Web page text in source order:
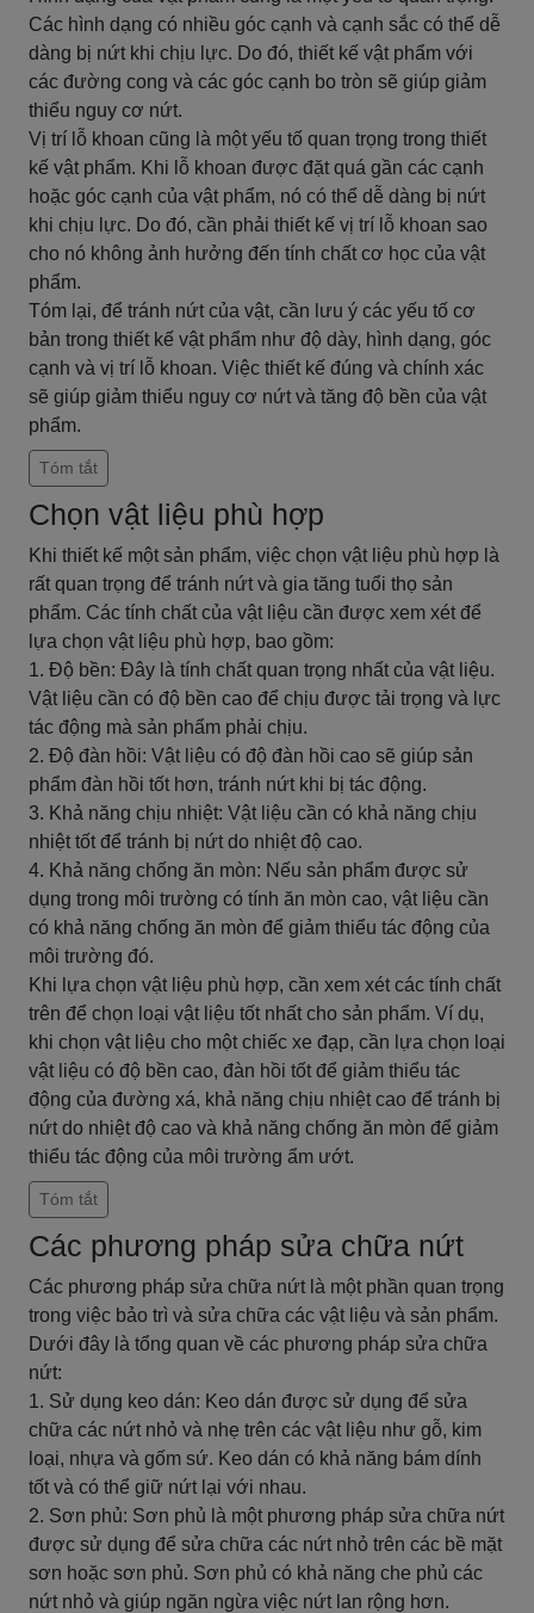
Các hình dạng có nhiều góc cạnh và cạnh sắc có thể dễ
dàng bị nứt khi chịu lực. Do đó, thiết kế vật phẩm với
các đường cong và các góc cạnh bo tròn sẽ giúp giảm
thiểu nguy cơ nứt.
Vị trí lỗ khoan cũng là một yếu tố quan trọng trong thiết
kế vật phẩm. Khi lỗ khoan được đặt quá gần các cạnh
hoặc góc cạnh của vật phẩm, nó có thể dễ dàng bị nứt
khi chịu lực. Do đó, cần phải thiết kế vị trí lỗ khoan sao
cho nó không ảnh hưởng đến tính chất cơ học của vật
phẩm.
Tóm lại, để tránh nứt của vật, cần lưu ý các yếu tố cơ
bản trong thiết kế vật phẩm như độ dày, hình dạng, góc
cạnh và vị trí lỗ khoan. Việc thiết kế đúng và chính xác
sẽ giúp giảm thiểu nguy cơ nứt và tăng độ bền của vật
phẩm.
Tóm tắt
Chọn vật liệu phù hợp
Khi thiết kế một sản phẩm, việc chọn vật liệu phù hợp là
rất quan trọng để tránh nứt và gia tăng tuổi thọ sản
phẩm. Các tính chất của vật liệu cần được xem xét để
lựa chọn vật liệu phù hợp, bao gồm:
1. Độ bền: Đây là tính chất quan trọng nhất của vật liệu.
Vật liệu cần có độ bền cao để chịu được tải trọng và lực
tác động mà sản phẩm phải chịu.
2. Độ đàn hồi: Vật liệu có độ đàn hồi cao sẽ giúp sản
phẩm đàn hồi tốt hơn, tránh nứt khi bị tác động.
3. Khả năng chịu nhiệt: Vật liệu cần có khả năng chịu
nhiệt tốt để tránh bị nứt do nhiệt độ cao.
4. Khả năng chống ăn mòn: Nếu sản phẩm được sử
dụng trong môi trường có tính ăn mòn cao, vật liệu cần
có khả năng chống ăn mòn để giảm thiểu tác động của
môi trường đó.
Khi lựa chọn vật liệu phù hợp, cần xem xét các tính chất
trên để chọn loại vật liệu tốt nhất cho sản phẩm. Ví dụ,
khi chọn vật liệu cho một chiếc xe đạp, cần lựa chọn loại
vật liệu có độ bền cao, đàn hồi tốt để giảm thiểu tác
động của đường xá, khả năng chịu nhiệt cao để tránh bị
nứt do nhiệt độ cao và khả năng chống ăn mòn để giảm
thiểu tác động của môi trường ẩm ướt.
Tóm tắt
Các phương pháp sửa chữa nứt
Các phương pháp sửa chữa nứt là một phần quan trọng
trong việc bảo trì và sửa chữa các vật liệu và sản phẩm.
Dưới đây là tổng quan về các phương pháp sửa chữa
nứt:
1. Sử dụng keo dán: Keo dán được sử dụng để sửa
chữa các nứt nhỏ và nhẹ trên các vật liệu như gỗ, kim
loại, nhựa và gốm sứ. Keo dán có khả năng bám dính
tốt và có thể giữ nứt lại với nhau.
2. Sơn phủ: Sơn phủ là một phương pháp sửa chữa nứt
được sử dụng để sửa chữa các nứt nhỏ trên các bề mặt
sơn hoặc sơn phủ. Sơn phủ có khả năng che phủ các
nứt nhỏ và giúp ngăn ngừa việc nứt lan rộng hơn.